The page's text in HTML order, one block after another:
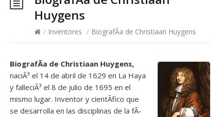
Huygens
/ Inventores / BiografÃ­a de Christiaan Huygens
BiografÃ­a de Christiaan Huygens,
naciÃ³ el 14 de abril de 1629 en La Haya
y falleciÃ³ el 8 de julio de 1695 en el
mismo lugar. Inventor y cientÃ­fico que
se desarrolla en las disciplinas de la fÃ­